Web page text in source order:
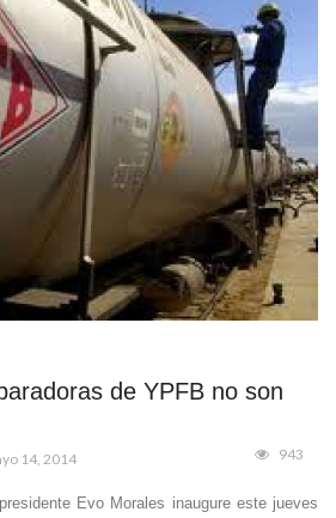
de YPFB no son
14, 2014 943
Evo Morales inaugure este jueves